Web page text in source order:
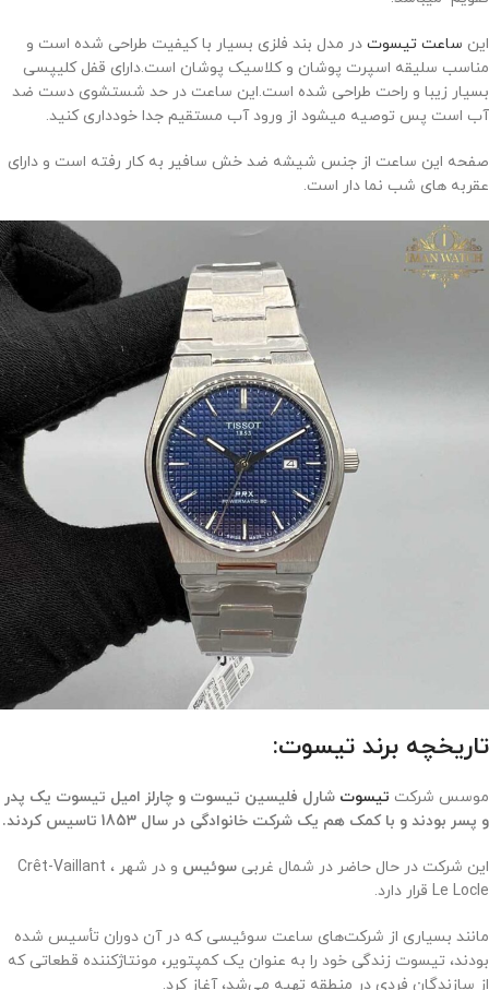
این ساعت تیسوت در مدل بند فلزی بسیار با کیفیت طراحی شده است و
مناسب سلیقه اسپرت پوشان و کلاسیک پوشان است.دارای قفل کلیپسی
بسیار زیبا و راحت طراحی شده است.این ساعت در حد شستشوی دست ضد
آب است پس توصیه میشود از ورود آب مستقیم جدا خودداری کنید.
صفحه این ساعت از جنس شیشه ضد خش سافیر به کار رفته است و دارای
عقربه های شب نما دار است.
تاریخچه برند تیسوت:
موسس شرکت تیسوت شارل فلیسین تیسوت و چارلز امیل تیسوت یک پدر
و پسر بودند و با کمک هم یک شرکت خانوادگی در سال 1853 تاسیس کردند.
این شرکت در حال حاضر در شمال غربی سوئیس
و در شهر Crêt-Vaillant ،
Le Locle قرار دارد.
مانند بسیاری از شرکت‌های ساعت سوئیسی که در آن دوران تأسیس شده
بودند، تیسوت زندگی خود را به عنوان یک کمپتویر، مونتاژکننده قطعاتی که
از سازندگان فردی در منطقه تهیه می‌شد، آغاز کرد.